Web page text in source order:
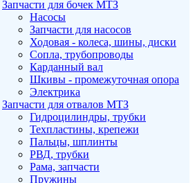
Запчасти для бочек МТЗ
Насосы
Запчасти для насосов
Ходовая - колеса, шины, диски
Сопла, трубопроводы
Карданный вал
Шкивы - промежуточная опора
Электрика
Запчасти для отвалов МТЗ
Гидроцилиндры, трубки
Техпластины, крепежи
Пальцы, шплинты
РВД, трубки
Рама, запчасти
Пружины